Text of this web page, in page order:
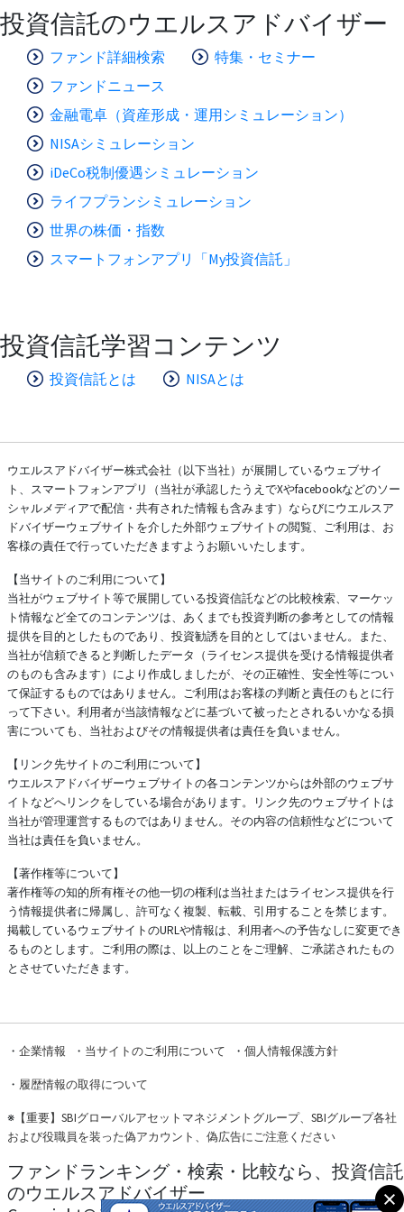
投資信託のウエルスアドバイザー
ファンド詳細検索
特集・セミナー
ファンドニュース
金融電卓（資産形成・運用シミュレーション）
NISAシミュレーション
iDeCo税制優遇シミュレーション
ライフプランシミュレーション
世界の株価・指数
スマートフォンアプリ「My投資信託」
投資信託学習コンテンツ
投資信託とは NISAとは
ウエルスアドバイザー株式会社（以下当社）が展開しているウェブサイ
ト、スマートフォンアプリ（当社が承認したうえでXやfacebookなどのソー
シャルメディアで配信・共有された情報も含みます）ならびにウエルスア
ドバイザーウェブサイトを介した外部ウェブサイトの閲覧、ご利用は、お
客様の責任で行っていただきますようお願いいたします。
【当サイトのご利用について】
当社がウェブサイト等で展開している投資信託などの比較検索、マーケッ
ト情報など全てのコンテンツは、あくまでも投資判断の参考としての情報
提供を目的としたものであり、投資勧誘を目的としてはいません。また、
当社が信頼できると判断したデータ（ライセンス提供を受ける情報提供者
のものも含みます）により作成しましたが、その正確性、安全性等につい
て保証するものではありません。ご利用はお客様の判断と責任のもとに行
って下さい。利用者が当該情報などに基づいて被ったとされるいかなる損
害についても、当社およびその情報提供者は責任を負いません。
【リンク先サイトのご利用について】
ウエルスアドバイザーウェブサイトの各コンテンツからは外部のウェブサ
イトなどへリンクをしている場合があります。リンク先のウェブサイトは
当社が管理運営するものではありません。その内容の信頼性などについて
当社は責任を負いません。
【著作権等について】
著作権等の知的所有権その他一切の権利は当社またはライセンス提供を行
う情報提供者に帰属し、許可なく複製、転載、引用することを禁じます。
掲載しているウェブサイトのURLや情報は、利用者への予告なしに変更でき
るものとします。ご利用の際は、以上のことをご理解、ご承諾されたもの
とさせていただきます。
・ 企業情報 ・ 当サイトのご利用について ・ 個人情報保護方針
・ 履歴情報の取得について
※ 【重要】SBIグローバルアセットマネジメントグループ、SBIグループ各社
および役職員を装った偽アカウント、偽広告にご注意ください
ファンドランキング・検索・比較なら、投資信託
のウエルスアドバイザー